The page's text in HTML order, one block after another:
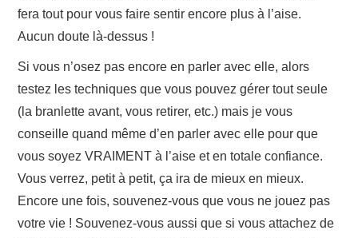
fera tout pour vous faire sentir encore plus à l’aise.
Aucun doute là-dessus !
Si vous n’osez pas encore en parler avec elle, alors
testez les techniques que vous pouvez gérer tout seule
(la branlette avant, vous retirer, etc.) mais je vous
conseille quand même d’en parler avec elle pour que
vous soyez VRAIMENT à l’aise et en totale confiance.
Vous verrez, petit à petit, ça ira de mieux en mieux.
Encore une fois, souvenez-vous que vous ne jouez pas
votre vie ! Souvenez-vous aussi que si vous attachez de